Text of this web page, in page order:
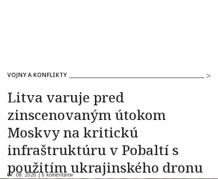
VOJNY A KONFLIKTY
Litva varuje pred
zinscenovaným útokom
Moskvy na kritickú
infraštruktúru v Pobaltí s
použitím ukrajinského dronu
07. 08. 2026 |6 komentárov